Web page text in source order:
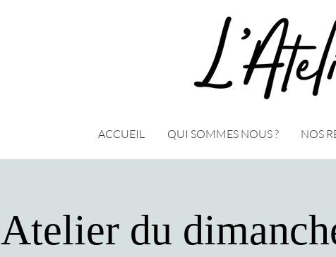
ACCUEIL QUI SOMMES NOUS ? NOS
Atelier du